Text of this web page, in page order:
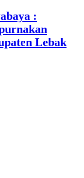
:
Lebak